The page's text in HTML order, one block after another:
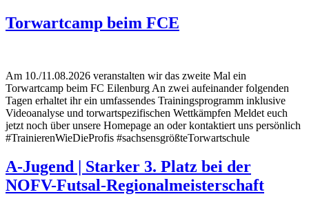
Torwartcamp beim FCE
Am 10./11.08.2026 veranstalten wir das zweite Mal ein
Torwartcamp beim FC Eilenburg An zwei aufeinander folgenden
Tagen erhaltet ihr ein umfassendes Trainingsprogramm inklusive
Videoanalyse und torwartspezifischen Wettkämpfen Meldet euch
jetzt noch über unsere Homepage an oder kontaktiert uns persönlich
#TrainierenWieDieProfis #sachsensgrößteTorwartschule
A-Jugend | Starker 3. Platz bei der
NOFV-Futsal-Regionalmeisterschaft